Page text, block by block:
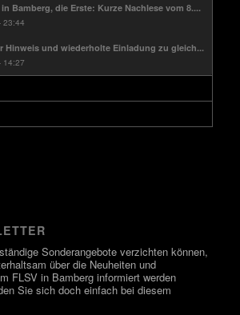
Bamberg, die Erste: Kurze Nachlese vom 8....
23:44
Hinweis und wiederholte Einladung zu gleich...
14:27
Sonderangebote verzichten können,
über die Neuheiten und
FLSV in Bamberg informiert werden
Sie sich doch einfach bei diesem